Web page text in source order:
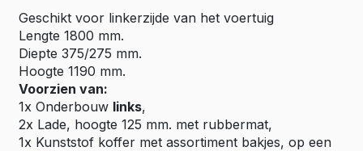
Geschikt voor linkerzijde van het voertuig
Lengte 1800 mm.
Diepte 375/275 mm.
Hoogte 1190 mm.
Voorzien van:
1x Onderbouw links,
2x Lade, hoogte 125 mm. met rubbermat,
1x Kunststof koffer met assortiment bakjes, op een